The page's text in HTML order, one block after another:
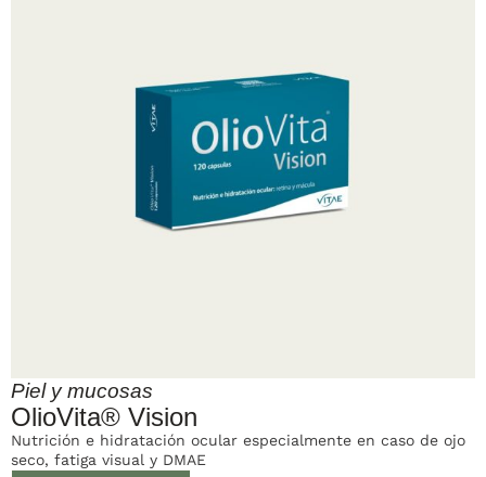
Piel y mucosas
OlioVita® Vision
Nutrición e hidratación ocular especialmente en caso de ojo
seco, fatiga visual y DMAE